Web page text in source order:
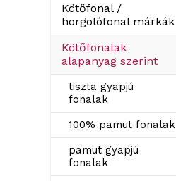
Kötőfonal /
horgolófonal márkák
Kötőfonalak
alapanyag szerint
tiszta gyapjú
fonalak
100% pamut fonalak
pamut gyapjú
fonalak